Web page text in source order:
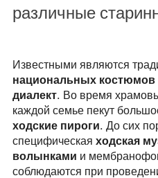
различные
Известными являются
национальных костюмов
диалект. Во время
каждой семье пекут
ходские пироги. До сих
специфическая ходская
волынками и
соблюдаются при